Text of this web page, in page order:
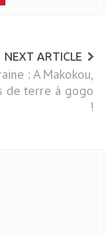
NEXT ARTICLE
: A Makokou,
de terre à gogo
!